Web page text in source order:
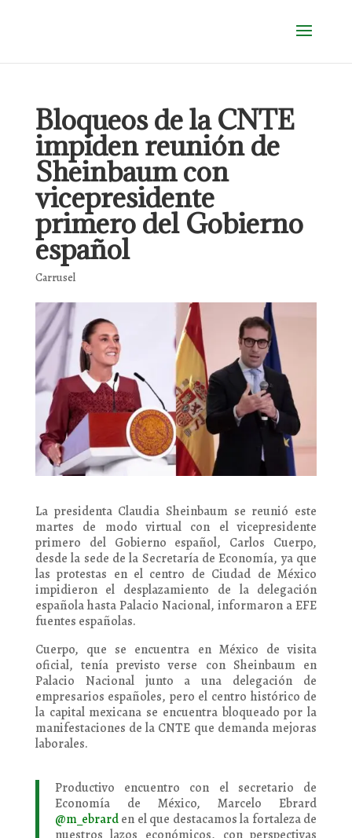
Bloqueos de la CNTE
impiden reunión de
Sheinbaum con
vicepresidente
primero del Gobierno
español
Carrusel
La presidenta Claudia Sheinbaum se reunió este
martes de modo virtual con el vicepresidente
primero del Gobierno español, Carlos Cuerpo,
desde la sede de la Secretaría de Economía, ya que
las protestas en el centro de Ciudad de México
impidieron el desplazamiento de la delegación
española hasta Palacio Nacional, informaron a EFE
fuentes españolas.
Cuerpo, que se encuentra en México de visita
oficial, tenía previsto verse con Sheinbaum en
Palacio Nacional junto a una delegación de
empresarios españoles, pero el centro histórico de
la capital mexicana se encuentra bloqueado por la
manifestaciones de la CNTE que demanda mejoras
laborales.
Productivo encuentro con el secretario de
Economía de México, Marcelo Ebrard
@m_ebrarden el que destacamos la fortaleza de